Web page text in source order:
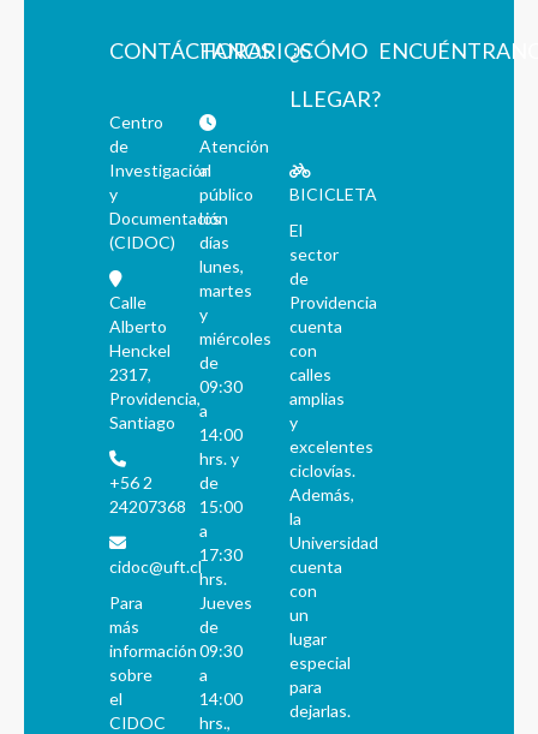
CONTÁCTANOS
Centro
de
Investigación
y
Documentación
(CIDOC)
Calle
Alberto
Henckel
2317,
Providencia,
Santiago
+56 2
24207368
cidoc@uft.cl
Para
más
información
sobre
el
CIDOC
HORARIOS
Atención
al
público
los
días
lunes,
martes
y
miércoles
de
09:30
a
14:00
hrs. y
de
15:00
a
17:30
hrs.
Jueves
de
09:30
a
14:00
hrs.,
¿CÓMO
LLEGAR?
BICICLETA
El
sector
de
Providencia
cuenta
con
calles
amplias
y
excelentes
ciclovías.
Además,
la
Universidad
cuenta
con
un
lugar
especial
para
dejarlas.